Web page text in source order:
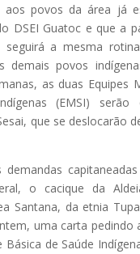
aos povos da área já
DSEI Guatoc e que a
seguirá a mesma
demais povos
as duas Equipes
(EMSI) serão
que se deslocarão
demandas
o cacique da
Santana, da etnia
uma carta pedindo
Básica de Saúde